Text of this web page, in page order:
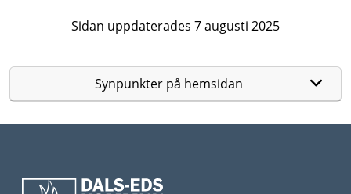
Sidan uppdaterades 7 augusti 2025
Synpunkter på hemsidan